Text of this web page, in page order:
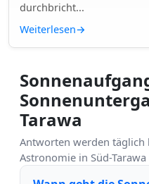
durchbricht...
Weiterlesen→
Tarawa
Antworten werden täglich
Astronomie in Süd-